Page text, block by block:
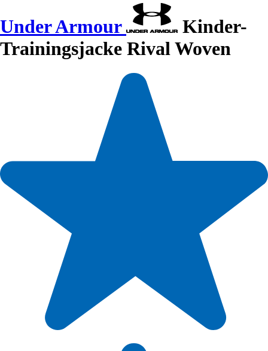
Under Armour
Kinder-
Trainingsjacke Rival Woven